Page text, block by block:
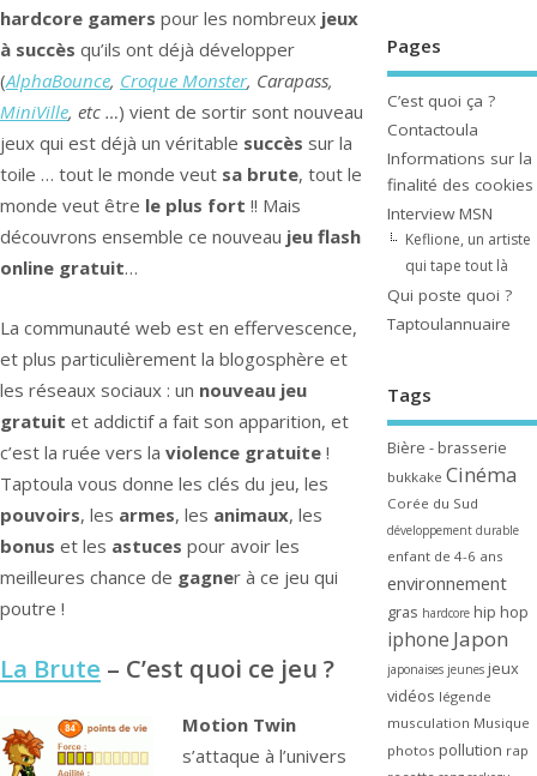
hardcore gamers pour les nombreux jeux
à succès qu’ils ont déjà développer
(AlphaBounce, Croque Monster, Carapass,
MiniVille, etc …) vient de sortir sont nouveau
jeux qui est déjà un véritable succès sur la
toile … tout le monde veut sa brute, tout le
monde veut être le plus fort !! Mais
découvrons ensemble ce nouveau jeu flash
online gratuit…
La communauté web est en effervescence,
et plus particulièrement la blogosphère et
les réseaux sociaux : un nouveau jeu
gratuit et addictif a fait son apparition, et
c’est la ruée vers la violence gratuite !
Taptoula vous donne les clés du jeu, les
pouvoirs, les armes, les animaux, les
bonus et les astuces pour avoir les
meilleures chance de gagner à ce jeu qui
poutre !
La Brute – C’est quoi ce jeu ?
Motion Twin
s’attaque à l’univers
Pages
C’est quoi ça ?
Contactoula
Informations sur la
finalité des cookies
Interview MSN
Keflione, un artiste
qui tape tout là
Qui poste quoi ?
Taptoulannuaire
Tags
Bière - brasserie
bukkake Cinéma
Corée du Sud
développement durable
enfant de 4-6 ans
environnement
gras hardcore hip hop
iphone Japon
japonaises jeunes jeux
vidéos légende
musculation Musique
photos pollution rap